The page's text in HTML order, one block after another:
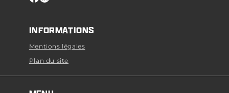
INFORMATIONS
Mentions légales
Plan du site